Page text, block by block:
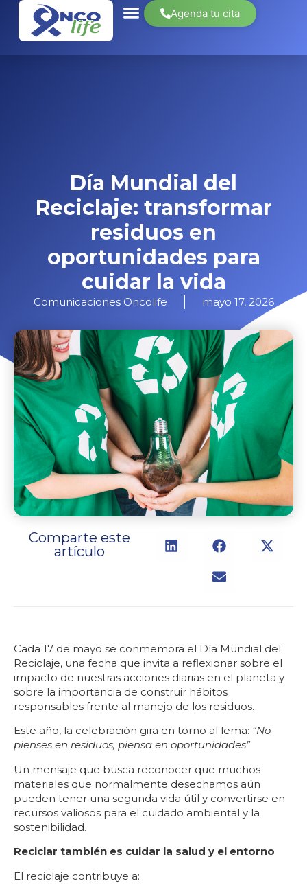
Agenda tu cita
Día Mundial del
Reciclaje: transformar
residuos en
oportunidades para
cuidar la vida
Comunicaciones Oncolife mayo 17, 2026
Comparte este
artículo
Cada 17 de mayo se conmemora el Día Mundial del
Reciclaje, una fecha que invita a reflexionar sobre el
impacto de nuestras acciones diarias en el planeta y
sobre la importancia de construir hábitos
responsables frente al manejo de los residuos.
Este año, la celebración gira en torno al lema: “No
pienses en residuos, piensa en oportunidades”
Un mensaje que busca reconocer que muchos
materiales que normalmente desechamos aún
pueden tener una segunda vida útil y convertirse en
recursos valiosos para el cuidado ambiental y la
sostenibilidad.
Reciclar también es cuidar la salud y el entorno
El reciclaje contribuye a: